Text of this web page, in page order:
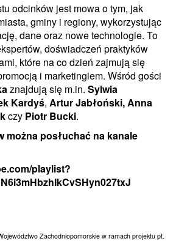
odcinków jest mowa o tym, jak
gminy i regiony, wykorzystując
dane oraz nowe technologie. To
doświadczeń praktyków
które na co dzień zajmują się
i marketingiem. Wśród gości
znajdują się m.in. Sylwia
Kardyś, Artur Jabłoński, Anna
czy Piotr Bucki.
można posłuchać na kanale
playlist?
Zachodniopomorskie w ramach projektu pt.